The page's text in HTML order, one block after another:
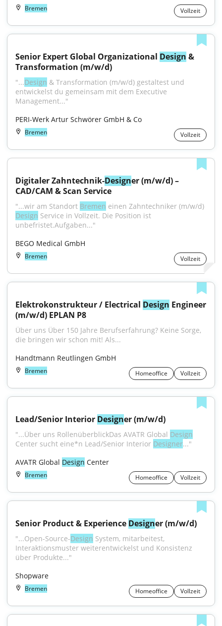
Bremen Vollzeit
Senior Expert Global Organizational Design &
Transformation (m/w/d)
"...Design & Transformation (m/w/d) gestaltest und
entwickelst du gemeinsam mit dem Executive
Management..."
PERI-Werk Artur Schwörer GmbH & Co
Bremen Vollzeit
Digitaler Zahntechnik-Designer (m/w/d) –
CAD/CAM & Scan Service
"...wir am Standort Bremen
Design Service in Vollzeit. Die Position ist
unbefristet.Aufgaben..."
BEGO Medical GmbH
Bremen Vollzeit
Elektrokonstrukteur / Electrical Design Engineer
(m/w/d) EPLAN P8
Über uns Über 150 Jahre Berufserfahrung? Keine Sorge,
die bringen wir schon mit! Als...
Handtmann Reutlingen GmbH
Bremen Homeoffice Vollzeit
Lead/Senior Interior Designer (m/w/d)
"...Über uns RollenüberblickDas AVATR Global Design
Center sucht eine*n Lead/Senior Interior Designer..."
AVATR Global Design Center
Bremen Homeoffice Vollzeit
Senior Product & Experience Designer (m/w/d)
"...Open-Source-Design System, mitarbeitest,
Interaktionsmuster weiterentwickelst und Konsistenz
über Produkte..."
Shopware
Bremen Homeoffice Vollzeit